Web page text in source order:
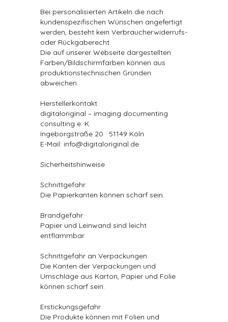
Bei personalisierten Artikeln die nach
kundenspezifischen Wünschen angefertigt
werden, besteht kein Verbraucherwiderrufs-
oder Rückgaberecht.
Die auf unserer Webseite dargestellten
Farben/Bildschirmfarben können aus
produktionstechnischen Gründen
abweichen.
Herstellerkontakt
digitaloriginal – imaging documenting
consulting e. K.
Ingeborgstraße 20 · 51149 Köln
E-Mail: info@digitaloriginal.de
Sicherheitshinweise
Schnittgefahr
Die Papierkanten können scharf sein.
Brandgefahr
Papier und Leinwand sind leicht
entflammbar.
Schnittgefahr an Verpackungen
Die Kanten der Verpackungen und
Umschläge aus Karton, Papier und Folie
können scharf sein.
Erstickungsgefahr
Die Produkte können mit Folien und